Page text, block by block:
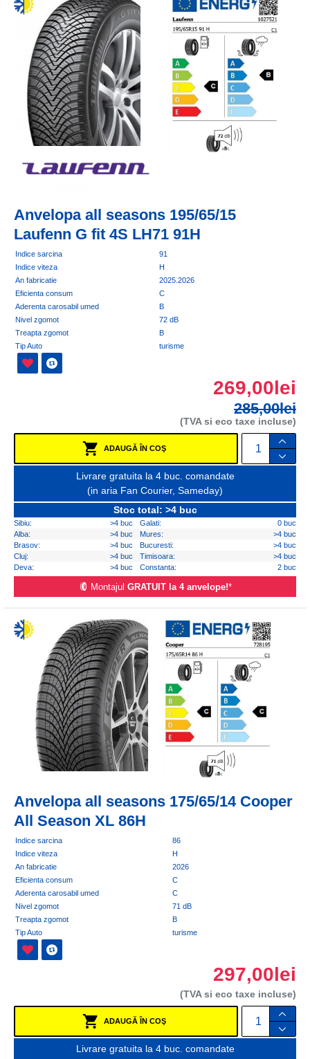
Anvelopa all seasons 195/65/15
Laufenn G fit 4S LH71 91H
Indice sarcina
91
Indice viteza
H
An fabricatie
2025.2026
Eficienta consum
C
Aderenta carosabil umed
B
Nivel zgomot
72 dB
Treapta zgomot
B
Tip Auto
turisme
269,00lei
285,00lei
(TVA si eco taxe incluse)
ADAUGĂ ÎN COŞ
Livrare gratuita la 4 buc. comandate
(in aria Fan Courier, Sameday)
Stoc total: >4 buc
Sibiu: >4 buc Galati:
0 buc
Alba:
>4 buc Mures:
>4 buc
Brasov:
>4 buc Bucuresti:
>4 buc
Cluj:
>4 buc Timisoara:
>4 buc
Deva:
>4 buc Constanta: 2 buc
Montajul GRATUIT la 4 anvelope!*
Anvelopa all seasons 175/65/14 Cooper
All Season XL 86H
Indice sarcina
86
Indice viteza
H
An fabricatie
2026
Eficienta consum
C
Aderenta carosabil umed
C
Nivel zgomot
71 dB
Treapta zgomot
B
Tip Auto
turisme
297,00lei
(TVA si eco taxe incluse)
ADAUGĂ ÎN COŞ
Livrare gratuita la 4 buc. comandate